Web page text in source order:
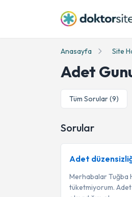
Anasayfa Site
Adet
Tüm Sorular (9)
Sorular
Adet
Merhabalar Tuğba
tüketmiyorum.